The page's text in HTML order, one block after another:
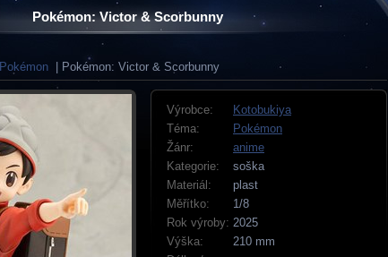
Pokémon: Victor & Scorbunny
Pokémon | Pokémon: Victor & Scorbunny
Výrobce:
Kotobukiya
Téma:
Pokémon
Žánr:
anime
Kategorie:
soška
Materiál:
plast
Měřítko:
1/8
Rok výroby: 2025
Výška:
210 mm